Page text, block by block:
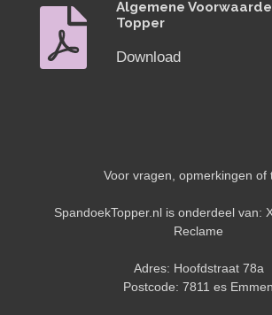
Algemene
Topper
Download
Voor vragen, opmerkingen of
SpandoekTopper.nl is onderdeel van:
Reclame
Adres: Hoofdstraat 78a
Postcode: 7811 es Emmen